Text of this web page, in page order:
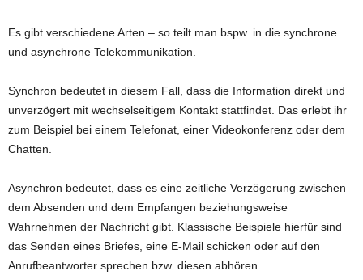
Es gibt verschiedene Arten – so teilt man bspw. in die synchrone
und asynchrone Telekommunikation.
Synchron bedeutet in diesem Fall, dass die Information direkt und
unverzögert mit wechselseitigem Kontakt stattfindet. Das erlebt ihr
zum Beispiel bei einem Telefonat, einer Videokonferenz oder dem
Chatten.
Asynchron bedeutet, dass es eine zeitliche Verzögerung zwischen
dem Absenden und dem Empfangen beziehungsweise
Wahrnehmen der Nachricht gibt. Klassische Beispiele hierfür sind
das Senden eines Briefes, eine E-Mail schicken oder auf den
Anrufbeantworter sprechen bzw. diesen abhören.